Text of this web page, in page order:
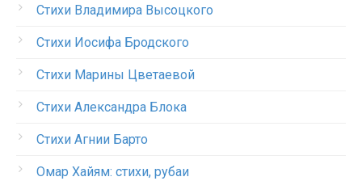
Стихи Владимира Высоцкого
Стихи Иосифа Бродского
Стихи Марины Цветаевой
Стихи Александра Блока
Стихи Агнии Барто
Омар Хайям: стихи, рубаи